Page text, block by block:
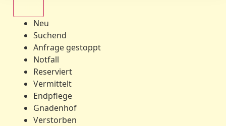
Neu
Suchend
Anfrage gestoppt
Notfall
Reserviert
Vermittelt
Endpflege
Gnadenhof
Verstorben